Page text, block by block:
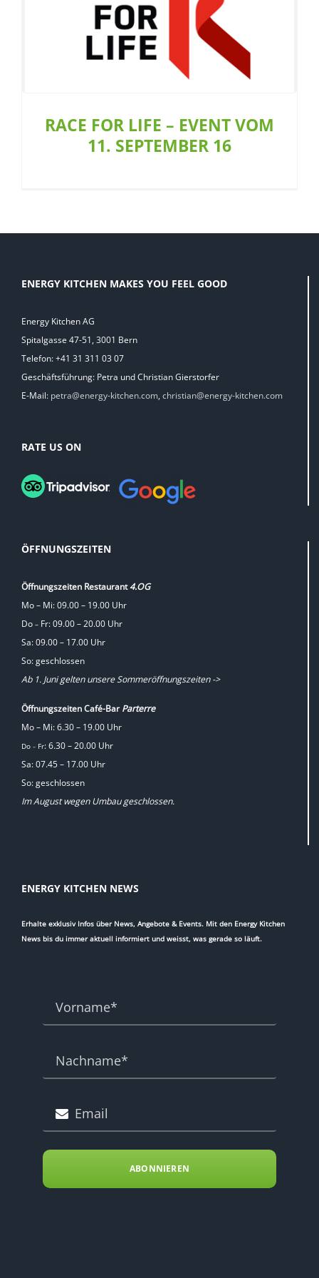
RACE FOR LIFE – EVENT VOM 11.
SEPTEMBER 16
Aktion Allgemein
RACE FOR LIFE – EVENT VOM
11. SEPTEMBER 16
ENERGY KITCHEN MAKES YOU FEEL GOOD
Energy Kitchen AG
Spitalgasse 47-51, 3001 Bern
Telefon: +41 31 311 03 07
Geschäftsführung: Petra und Christian Gierstorfer
E-Mail: petra@energy-kitchen.com, christian@energy-kitchen.com
RATE US ON
ÖFFNUNGSZEITEN
Öffnungszeiten Restaurant4.OG
Mo – Mi: 09.00 – 19.00 Uhr
Do – Fr: 09.00 – 20.00 Uhr
Sa: 09.00 – 17.00 Uhr
So: geschlossen
Ab 1. Juni gelten unsere Sommeröffnungszeiten ->
Öffnungszeiten Café-BarParterre
Mo – Mi: 6.30 – 19.00 Uhr
Do – Fr: 6.30 – 20.00 Uhr
Sa: 07.45 – 17.00 Uhr
So: geschlossen
Im August wegen Umbau geschlossen.
ENERGY KITCHEN NEWS
Erhalte exklusiv Infos über News, Angebote & Events. Mit den Energy Kitchen
News bis du immer aktuell informiert und weisst, was gerade so läuft.
ABONNIEREN